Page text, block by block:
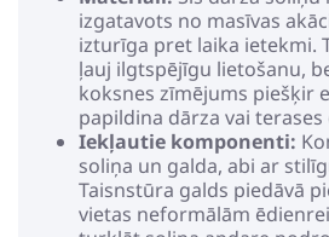
izgatavots no masīvas
izturīga pret laika ietekmi.
ļauj ilgtspējīgu lietošanu,
koksnes zīmējums piešķir
papildina dārza vai
Iekļautie komponenti:
soliņa un galda, abi ar
Taisnstūra galds piedāvā
vietas neformālām